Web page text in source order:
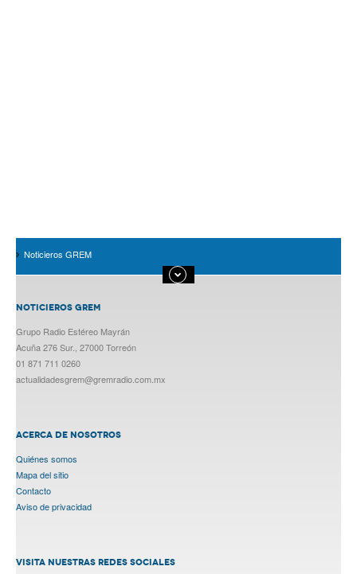
Noticieros GREM
NOTICIEROS GREM
Grupo Radio Estéreo Mayrán
Acuña 276 Sur., 27000 Torreón
01 871 711 0260
actualidadesgrem@gremradio.com.mx
ACERCA DE NOSOTROS
Quiénes somos
Mapa del sitio
Contacto
Aviso de privacidad
VISITA NUESTRAS REDES SOCIALES